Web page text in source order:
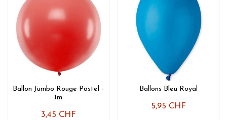
Ballon Jumbo Rouge Pastel -
1m
3,45 CHF
Ballons Bleu Royal
5,95 CHF